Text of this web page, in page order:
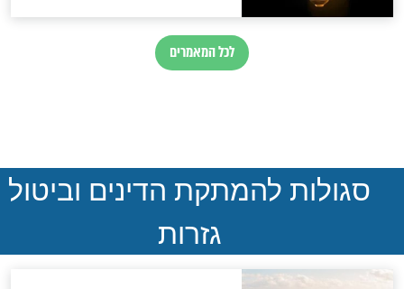
סימני שאלה
שורדת השואה שחוגגת 100:
"מודה לקב"ה על כל השנים"